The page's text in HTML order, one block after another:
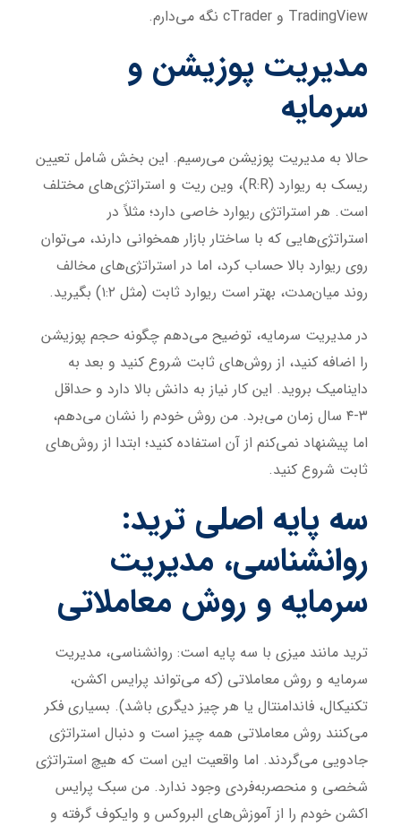
TradingView و cTrader نگه می‌دارم.
مدیریت پوزیشن و
سرمایه
حالا به مدیریت پوزیشن می‌رسیم. این بخش شامل تعیین
ریسک به ریوارد (R:R)، وین ریت و استراتژی‌های مختلف
است. هر استراتژی ریوارد خاصی دارد؛ مثلاً در
استراتژی‌هایی که با ساختار بازار همخوانی دارند، می‌توان
روی ریوارد بالا حساب کرد، اما در استراتژی‌های مخالف
روند میان‌مدت، بهتر است ریوارد ثابت (مثل ۱:۲) بگیرید.
در مدیریت سرمایه، توضیح می‌دهم چگونه حجم پوزیشن
را اضافه کنید، از روش‌های ثابت شروع کنید و بعد به
داینامیک بروید. این کار نیاز به دانش بالا دارد و حداقل
۳-۴ سال زمان می‌برد. من روش خودم را نشان می‌دهم،
اما پیشنهاد نمی‌کنم از آن استفاده کنید؛ ابتدا از روش‌های
ثابت شروع کنید.
سه پایه اصلی ترید:
روانشناسی، مدیریت
سرمایه و روش معاملاتی
ترید مانند میزی با سه پایه است: روانشناسی، مدیریت
سرمایه و روش معاملاتی (که می‌تواند پرایس اکشن،
تکنیکال، فاندامنتال یا هر چیز دیگری باشد). بسیاری فکر
می‌کنند روش معاملاتی همه چیز است و دنبال استراتژی
جادویی می‌گردند. اما واقعیت این است که هیچ استراتژی
شخصی و منحصربه‌فردی وجود ندارد. من سبک پرایس
اکشن خودم را از آموزش‌های البروکس و وایکوف گرفته و